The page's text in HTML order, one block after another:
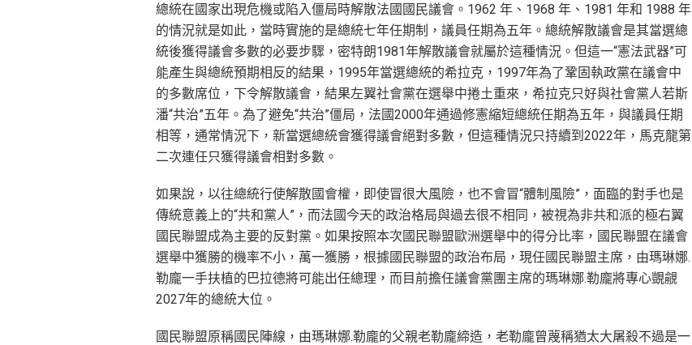
總統在國家出現危機或陷入僵局時解散法國國民議會。1962 年、1968 年、1981 年和 1988 年
的情況就是如此，當時實施的是總統七年任期制，議員任期為五年。總統解散議會是其當選總
統後獲得議會多數的必要步驟，密特朗1981年解散議會就屬於這種情況。但這一“憲法武器”可
能產生與總統預期相反的結果，1995年當選總統的希拉克，1997年為了鞏固執政黨在議會中
的多數席位，下令解散議會，結果左翼社會黨在選舉中捲土重來，希拉克只好與社會黨人若斯
潘“共治”五年。為了避免“共治”僵局，法國2000年通過修憲縮短總統任期為五年，與議員任期
相等，通常情況下，新當選總統會獲得議會絕對多數，但這種情況只持續到2022年，馬克龍第
二次連任只獲得議會相對多數。
如果說，以往總統行使解散國會權，即使冒很大風險，也不會冒“體制風險”，面臨的對手也是
傳統意義上的“共和黨人”，而法國今天的政治格局與過去很不相同，被視為非共和派的極右翼
國民聯盟成為主要的反對黨。如果按照本次國民聯盟歐洲選舉中的得分比率，國民聯盟在議會
選舉中獲勝的機率不小，萬一獲勝，根據國民聯盟的政治布局，現任國民聯盟主席，由瑪琳娜.
勒龐一手扶植的巴拉德將可能出任總理，而目前擔任議會黨團主席的瑪琳娜.勒龐將專心覬覦
2027年的總統大位。
國民聯盟原稱國民陣線，由瑪琳娜.勒龐的父親老勒龐締造，老勒龐曾蔑稱猶太大屠殺不過是一